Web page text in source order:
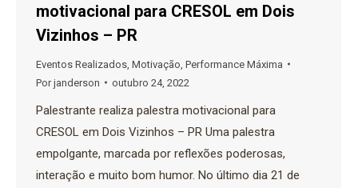
motivacional para CRESOL em Dois
Vizinhos – PR
Eventos Realizados Motivação Performance Máxima
Porjanderson outubro 24, 2022
Palestrante realiza palestra motivacional para
CRESOL em Dois Vizinhos – PR Uma palestra
empolgante, marcada por reflexões poderosas,
interação e muito bom humor. No último dia 21 de